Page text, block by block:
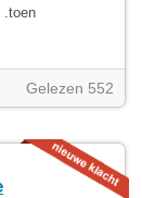
.toen
Gelezen 552